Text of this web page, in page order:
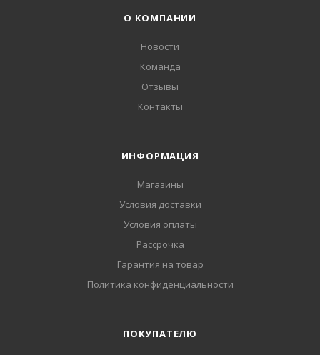
О КОМПАНИИ
Новости
Команда
Отзывы
Контакты
ИНФОРМАЦИЯ
Магазины
Условия доставки
Условия оплаты
Рассрочка
Гарантия на товар
Политика конфиденциальности
ПОКУПАТЕЛЮ